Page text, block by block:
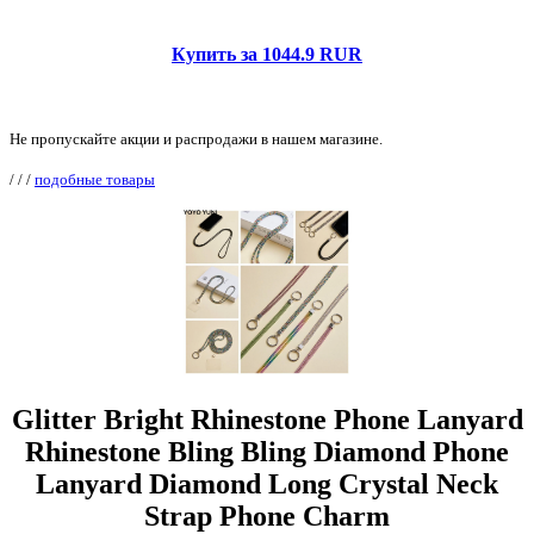
Купить за 1044.9 RUR
Не пропускайте акции и распродажи в нашем магазине.
/ / / подобные товары
Glitter Bright Rhinestone Phone Lanyard
Rhinestone Bling Bling Diamond Phone
Lanyard Diamond Long Crystal Neck
Strap Phone Charm